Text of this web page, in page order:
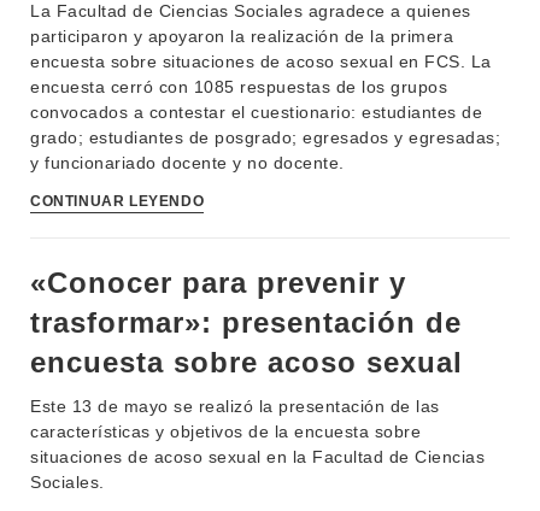
NOTICIAS
CONTACTO
La Facultad de Ciencias Sociales agradece a quienes
participaron y apoyaron la realización de la primera
encuesta sobre situaciones de acoso sexual en FCS. La
encuesta cerró con 1085 respuestas de los grupos
convocados a contestar el cuestionario: estudiantes de
grado; estudiantes de posgrado; egresados y egresadas;
y funcionariado docente y no docente.
CONTINUAR LEYENDO
«Conocer para prevenir y
trasformar»: presentación de
encuesta sobre acoso sexual
Este 13 de mayo se realizó la presentación de las
características y objetivos de la encuesta sobre
situaciones de acoso sexual en la Facultad de Ciencias
Sociales.